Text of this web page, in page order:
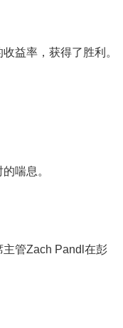
益率，获得了胜利。
喘息。
管Zach Pandl在彭